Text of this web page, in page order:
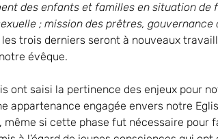
des enfants et familles en situation de
; mission des prêtres,
les trois derniers seront à nouveaux
évêque.
ont saisi la pertinence des enjeux pour
appartenance engagée envers notre
même si cette phase fut nécessaire pour